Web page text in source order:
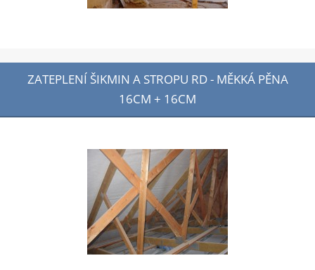
ZATEPLENÍ ŠIKMIN A STROPU RD - MĚKKÁ PĚNA
16CM + 16CM